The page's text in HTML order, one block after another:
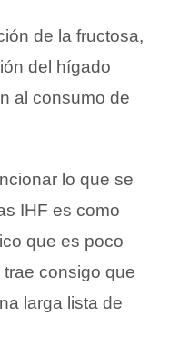
de la fructosa,
del hígado
al consumo de
lo que se
IHF es como
que es poco
consigo que
larga lista de